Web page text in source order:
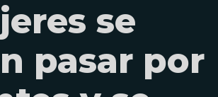
se
pasar por